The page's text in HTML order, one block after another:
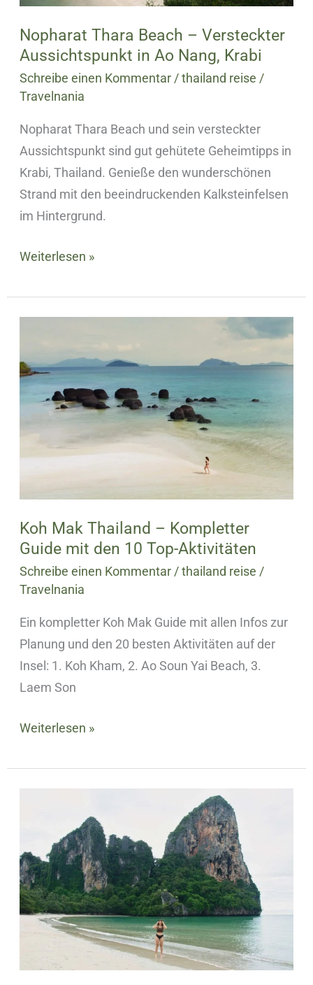
Nopharat Thara Beach – Versteckter
Aussichtspunkt in Ao Nang, Krabi
Schreibe einen Kommentar /thailand reise /
Travelnania
Nopharat Thara Beach und sein versteckter
Aussichtspunkt sind gut gehütete Geheimtipps in
Krabi, Thailand. Genieße den wunderschönen
Strand mit den beeindruckenden Kalksteinfelsen
im Hintergrund.
Nang,
Krabi
Weiterlesen »
Koh Mak Thailand – Kompletter
Guide mit den 10 Top-Aktivitäten
Schreibe einen Kommentar /thailand reise /
Travelnania
Ein kompletter Koh Mak Guide mit allen Infos zur
Planung und den 20 besten Aktivitäten auf der
Insel: 1. Koh Kham, 2. Ao Soun Yai Beach, 3.
Laem Son
Thailand
Kompletter
Guide
mit
10
Top-
Aktivitäten
Weiterlesen »
Aktivitäten
in
Krabi,
Thailand
Vollständiger
Guide